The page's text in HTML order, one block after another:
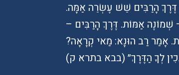
דֶּרֶךְ הָרַבִּים שֵׁשׁ עֶשְׂרֵה אַמָּה.
שְׁמוֹנֶה אַמּוֹת. דֶּרֶךְ הָרַבִּים –
אָמַר רַב הוּנָא: מַאי קְרָאָה?
לְךָ הַדֶּרֶךְ״ (בבא בתרא ק)